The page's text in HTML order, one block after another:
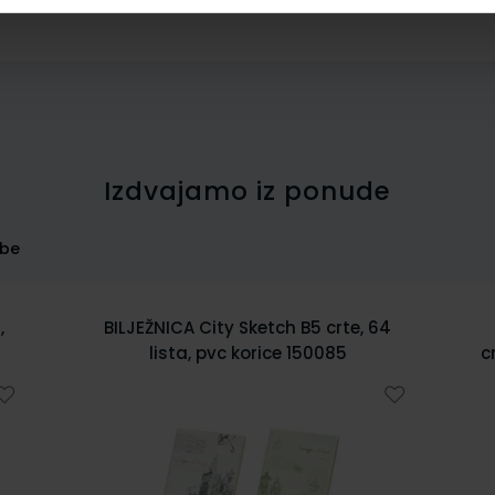
Izdvajamo iz ponude
BILJEŽNICA City Sketch B5 crte, 64
lista, pvc korice 150085